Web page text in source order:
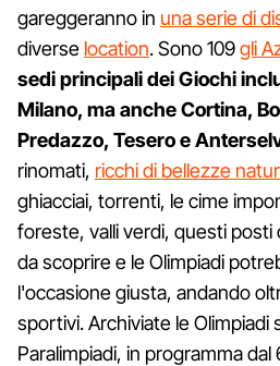
gareggeranno in una serie di
diverse location. Sono 109gli
sedi principali dei Giochi
Milano, ma anche Cortina,
Predazzo, Tesero e
rinomati, ricchi di bellezze
ghiacciai, torrenti, le cime
foreste, valli verdi, questi
da scoprire e le Olimpiadi
l'occasione giusta, andando
sportivi. Archiviate le Olimpiadi
Paralimpiadi, in programma dal